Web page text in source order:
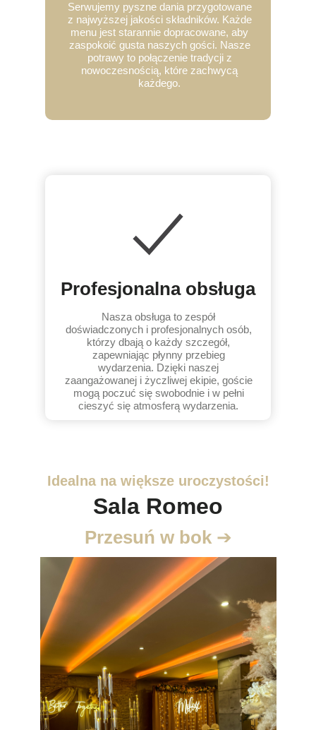
Serwujemy pyszne dania przygotowane
z najwyższej jakości składników. Każde
menu jest starannie dopracowane, aby
zaspokoić gusta naszych gości. Nasze
potrawy to połączenie tradycji z
nowoczesnością, które zachwycą
każdego.
Nasza obsługa to zespół
doświadczonych i profesjonalnych osób,
którzy dbają o każdy szczegół,
zapewniając płynny przebieg
wydarzenia. Dzięki naszej
zaangażowanej i życzliwej ekipie, goście
mogą poczuć się swobodnie i w pełni
cieszyć się atmosferą wydarzenia.
Profesjonalna obsługa
Przesuń w bok ➔
Idealna na większe uroczystości!
Sala Romeo